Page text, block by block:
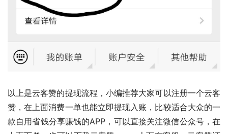
以上是云客赞的提现流程，小编推荐大家可以注册一个云客
赞，在上面消费一单也能立即提现入账，比较适合大众的一
款自用省钱分享赚钱的APP，可以直接关注微信公众号，在